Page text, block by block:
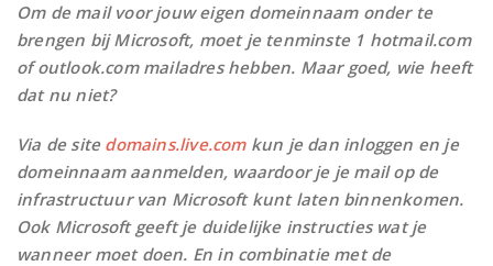
Om de mail voor jouw eigen domeinnaam onder te
brengen bij Microsoft, moet je tenminste 1 hotmail.com
of outlook.com mailadres hebben. Maar goed, wie heeft
dat nu niet?
Via de site domains.live.comkun je dan inloggen en je
domeinnaam aanmelden, waardoor je je mail op de
infrastructuur van Microsoft kunt laten binnenkomen.
Ook Microsoft geeft je duidelijke instructies wat je
wanneer moet doen. En in combinatie met de